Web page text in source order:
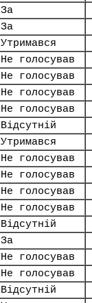
За
За
Утримався
Не голосував
Не голосував
Не голосував
Не голосував
Відсутній
Утримався
Не голосував
Не голосував
Не голосував
Не голосував
Відсутній
За
Не голосував
Не голосував
Відсутній